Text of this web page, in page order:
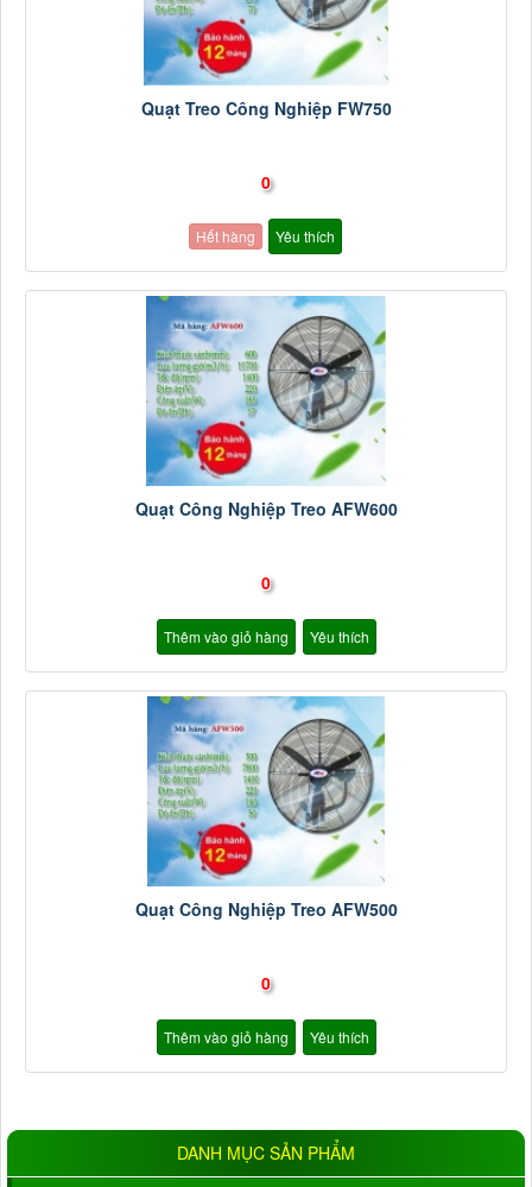
Quạt Treo Công Nghiệp FW750
0
Hết hàng Yêu thích
Quạt Công Nghiệp Treo AFW600
0
Thêm vào giỏ hàng Yêu thích
Quạt Công Nghiệp Treo AFW500
0
Thêm vào giỏ hàng Yêu thích
DANH MỤC SẢN PHẨM